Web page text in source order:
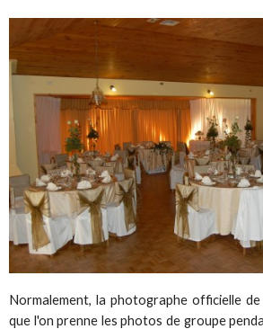
Normalement, la photographe officielle
que l'on prenne les photos de groupe